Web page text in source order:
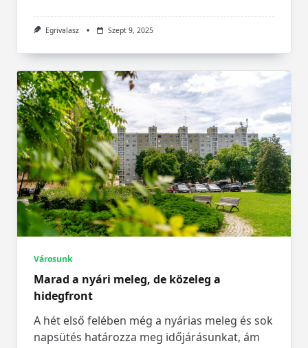
Egrivalasz Szept 9, 2025
Városunk
Marad a nyári meleg, de közeleg a
hidegfront
A hét első felében még a nyárias meleg és sok
napsütés határozza meg időjárásunkat, ám